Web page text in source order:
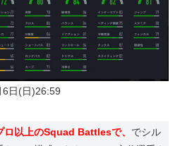
日(日)26:59
ロ以上のSquad Battlesで、 でシル